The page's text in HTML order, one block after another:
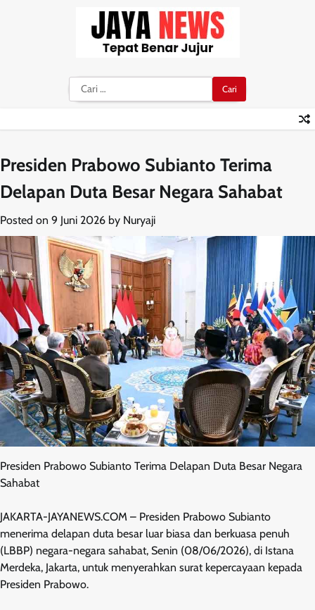
Cari
untuk:
Presiden Prabowo Subianto Terima
Delapan Duta Besar Negara Sahabat
Posted on 9 Juni 2026 by Nuryaji
Presiden Prabowo Subianto Terima Delapan Duta Besar Negara
Sahabat
JAKARTA-JAYANEWS.COM – Presiden Prabowo Subianto
menerima delapan duta besar luar biasa dan berkuasa penuh
(LBBP) negara-negara sahabat, Senin (08/06/2026), di Istana
Merdeka, Jakarta, untuk menyerahkan surat kepercayaan kepada
Presiden Prabowo.